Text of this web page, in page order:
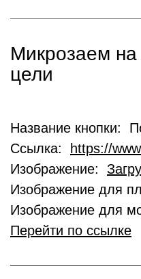
Микрозаем
цели
Название кнопки:
Ссылка:
https://
Изображение:
Изображение для
Изображение для
Перейти по ссылке